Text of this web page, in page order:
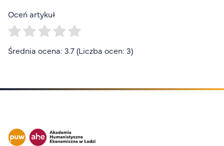
Oceń artykuł
Średnia ocena: 3.7 (Liczba ocen: 3)